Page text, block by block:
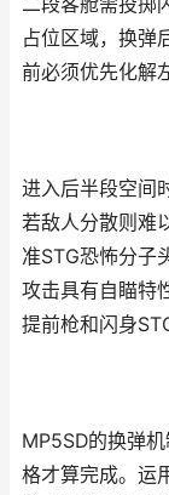
占位区域，换弹
前必须优先化解
进入后半段空间
若敌人分散则难
准STG恐怖分子
攻击具有自瞄特
提前枪和闪身
MP5SD的换弹
格才算完成。运